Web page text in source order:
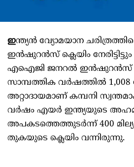
ഇന്ത്യൻ വ്യോമയാന
ഇൻഷുറൻസ് ക്ലെയിം നേരിട്ടിട്ടും
എഐജി ജനറൽ ഇൻഷുറൻസ്
സാമ്പത്തിക വർഷത്തിൽ
അറ്റാദായമാണ് കമ്പനി
വർഷം എയർ ഇന്ത്യയുടെ
അപകടത്തെത്തുടർന്ന് 400
തുകയുടെ ക്ലെയിം വന്നിരുന്നു.